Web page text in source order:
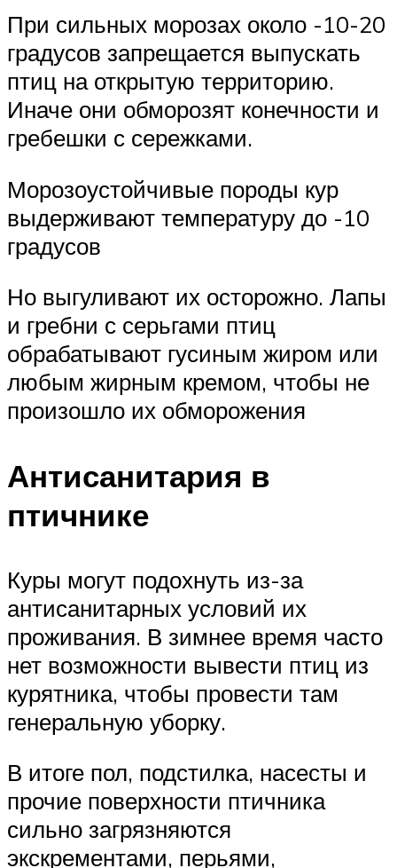
При сильных морозах около -10-20
градусов запрещается выпускать
птиц на открытую территорию.
Иначе они обморозят конечности и
гребешки с сережками.
Морозоустойчивые породы кур
выдерживают температуру до -10
градусов
Но выгуливают их осторожно. Лапы
и гребни с серьгами птиц
обрабатывают гусиным жиром или
любым жирным кремом, чтобы не
произошло их обморожения
Антисанитария в
птичнике
Куры могут подохнуть из-за
антисанитарных условий их
проживания. В зимнее время часто
нет возможности вывести птиц из
курятника, чтобы провести там
генеральную уборку.
В итоге пол, подстилка, насесты и
прочие поверхности птичника
сильно загрязняются
экскрементами, перьями,